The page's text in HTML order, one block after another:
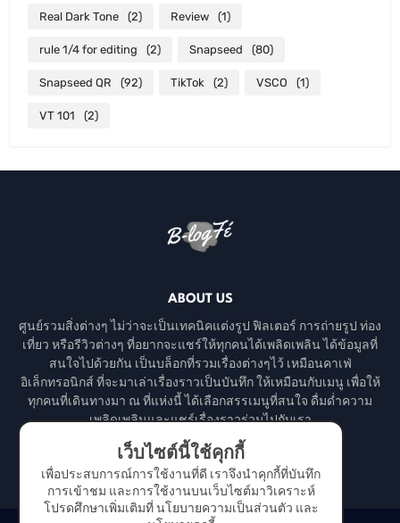
Real Dark Tone (2) Review (1)
rule 1/4 for editing (2) Snapseed (80)
Snapseed QR (92) TikTok (2) VSCO (1)
VT 101 (2)
ABOUT US
ศูนย์รวมสิ่งต่างๆ ไม่ว่าจะเป็นเทคนิคแต่งรูป ฟิลเตอร์ การถ่ายรูป ท่อง
เที่ยว หรือรีวิวต่างๆ ที่อยากจะแชร์ให้ทุกคนได้เพลิดเพลิน ได้ข้อมูลที่
สนใจไปด้วยกัน เป็นบล็อกที่รวมเรื่องต่างๆไว้ เหมือนคาเฟ่
อิเล็กทรอนิกส์ ที่จะมาเล่าเรื่องราวเป็นบันทึก ให้เหมือนกับเมนู เพื่อให้
ทุกคนที่เดินทางมา ณ ที่แห่งนี้ ได้เลือกสรรเมนูที่สนใจ ดื่มด่ำความ
เพลิดเพลินและแชร์เรื่องราวร่วมไปกับเรา
เว็บไซต์นี้ใช้คุกกี้
เพื่อประสบการณ์การใช้งานที่ดี เราจึงนำคุกกี้ที่บันทึก
การเข้าชม และการใช้งานบนเว็บไซต์มาวิเคราะห์
โปรดศึกษาเพิ่มเติมที่นโยบายความเป็นส่วนตัว และ